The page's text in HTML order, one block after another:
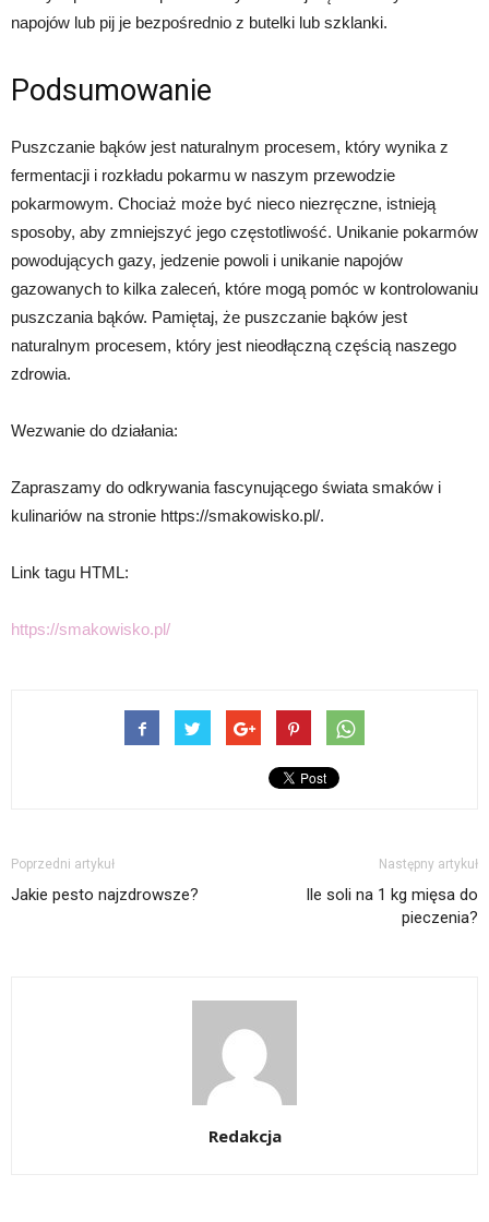
napojów lub pij je bezpośrednio z butelki lub szklanki.
Podsumowanie
Puszczanie bąków jest naturalnym procesem, który wynika z
fermentacji i rozkładu pokarmu w naszym przewodzie
pokarmowym. Chociaż może być nieco niezręczne, istnieją
sposoby, aby zmniejszyć jego częstotliwość. Unikanie pokarmów
powodujących gazy, jedzenie powoli i unikanie napojów
gazowanych to kilka zaleceń, które mogą pomóc w kontrolowaniu
puszczania bąków. Pamiętaj, że puszczanie bąków jest
naturalnym procesem, który jest nieodłączną częścią naszego
zdrowia.
Wezwanie do działania:
Zapraszamy do odkrywania fascynującego świata smaków i
kulinariów na stronie https://smakowisko.pl/.
Link tagu HTML:
https://smakowisko.pl/
Poprzedni artykuł
Jakie pesto najzdrowsze?
Następny artykuł
Ile soli na 1 kg mięsa do
pieczenia?
Redakcja